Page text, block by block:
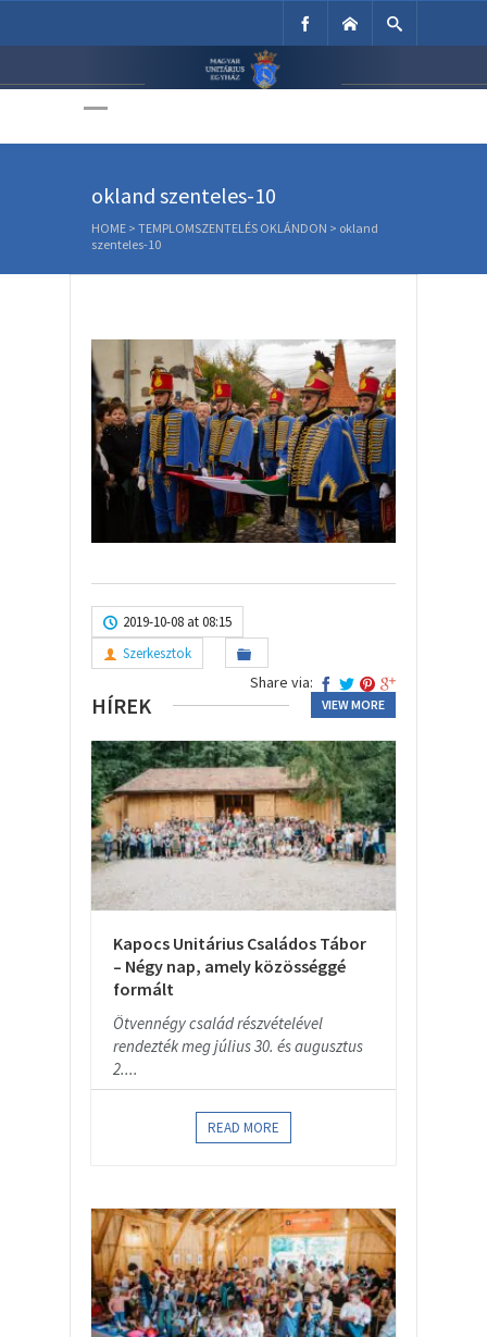
Unitárius Egyház
okland szenteles-10
HOME > TEMPLOMSZENTELÉS OKLÁNDON > okland
szenteles-10
2019-10-08 at 08:15
Szerkesztok
Share via:
HÍREK VIEW MORE
Kapocs Unitárius Családos Tábor
– Négy nap, amely közösséggé
formált
Ötvennégy család részvételével
rendezték meg július 30. és augusztus
2....
READ MORE